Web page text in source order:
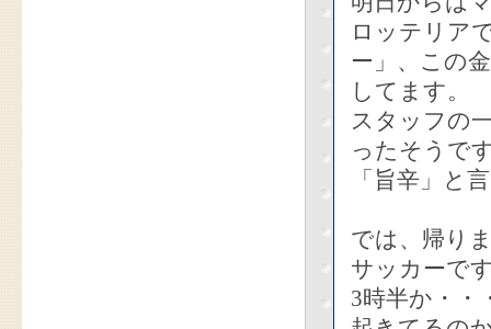
ロッテリア
ー」、この
してます。
スタッフの
ったそうで
「旨辛」と
では、帰り
サッカーで
3時半か・・